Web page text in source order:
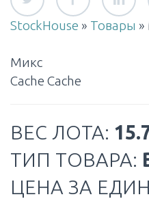
StockHouse » Товары »
Микс
Cache Cache
ВЕС ЛОТА:
ТИП ТОВАРА:
ЦЕНА ЗА